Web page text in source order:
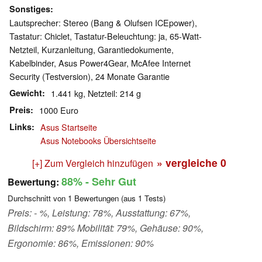
Sonstiges
Lautsprecher: Stereo (Bang & Olufsen ICEpower),
Tastatur: Chiclet, Tastatur-Beleuchtung: ja, 65-Watt-
Netzteil, Kurzanleitung, Garantiedokumente,
Kabelbinder, Asus Power4Gear, McAfee Internet
Security (Testversion), 24 Monate Garantie
Gewicht 1.441 kg, Netzteil: 214 g
Preis 1000 Euro
Links
Asus Startseite
Asus Notebooks Übersichtseite
[+] Zum Vergleich hinzufügen » vergleiche 0
Bewertung: 88%- Sehr Gut
Durchschnitt von 1 Bewertungen (aus 1 Tests)
Preis: - %, Leistung: 78%, Ausstattung: 67%,
Bildschirm: 89% Mobilität: 79%, Gehäuse: 90%,
Ergonomie: 86%, Emissionen: 90%